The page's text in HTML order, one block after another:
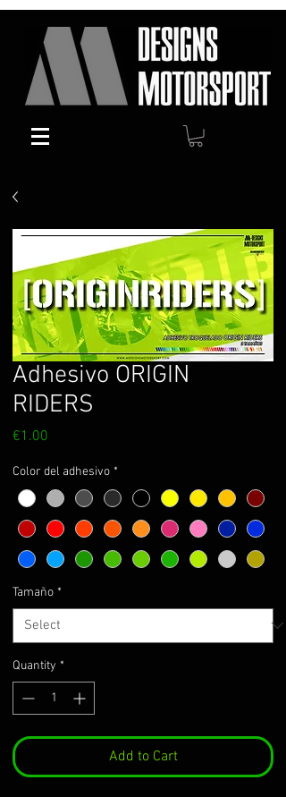
Adhesivo ORIGIN
RIDERS
€1.00
Color del adhesivo *
Tamaño *
Quantity *
Add to Cart